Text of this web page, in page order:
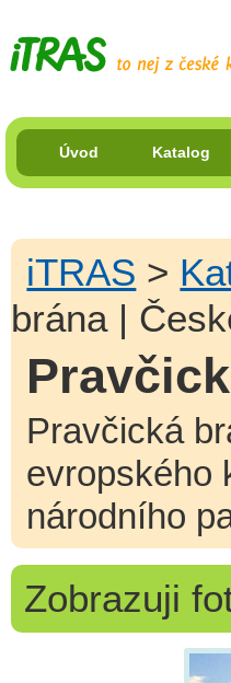
Úvod Katalog
iTRAS >
brána |
Pravčická
evropského
národního
Zobrazuji